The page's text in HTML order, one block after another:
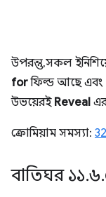
উপরন্তু, সকল
forফিল্ড আছে এবং
উভয়েরই Reveal
ক্রোমিয়াম সমস্যা:
বাতিঘর ১১.৬.